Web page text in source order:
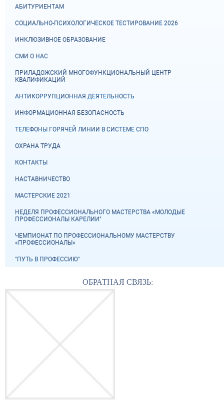
АБИТУРИЕНТАМ
СОЦИАЛЬНО-ПСИХОЛОГИЧЕСКОЕ ТЕСТИРОВАНИЕ 2026
ИНКЛЮЗИВНОЕ ОБРАЗОВАНИЕ
СМИ О НАС
ПРИЛАДОЖСКИЙ МНОГОФУНКЦИОНАЛЬНЫЙ ЦЕНТР
КВАЛИФИКАЦИЙ
АНТИКОРРУПЦИОННАЯ ДЕЯТЕЛЬНОСТЬ
ИНФОРМАЦИОННАЯ БЕЗОПАСНОСТЬ
ТЕЛЕФОНЫ ГОРЯЧЕЙ ЛИНИИ В СИСТЕМЕ СПО
ОХРАНА ТРУДА
КОНТАКТЫ
НАСТАВНИЧЕСТВО
МАСТЕРСКИЕ 2021
НЕДЕЛЯ ПРОФЕССИОНАЛЬНОГО МАСТЕРСТВА «МОЛОДЫЕ
ПРОФЕССИОНАЛЫ КАРЕЛИИ"
ЧЕМПИОНАТ ПО ПРОФЕССИОНАЛЬНОМУ МАСТЕРСТВУ
«ПРОФЕССИОНАЛЫ»
"ПУТЬ В ПРОФЕССИЮ"
ОБРАТНАЯ СВЯЗЬ: